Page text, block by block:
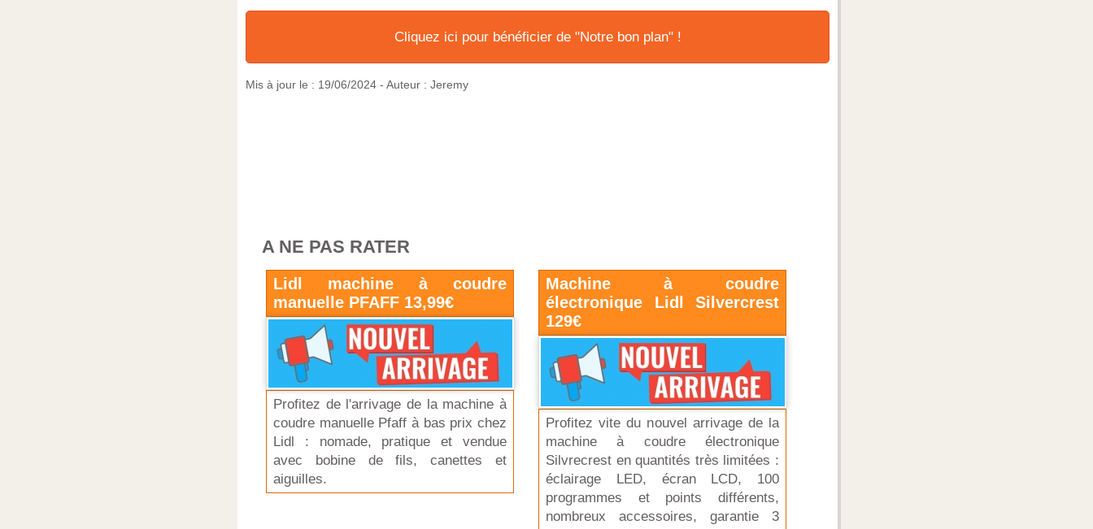
Cliquez ici pour bénéficier de "Notre bon plan" !
Mis à jour le : 19/06/2024 - Auteur : Jeremy
A NE PAS RATER
Lidl machine à coudre
manuelle PFAFF 13,99€
Profitez de l'arrivage de la machine à
coudre manuelle Pfaff à bas prix chez
Lidl : nomade, pratique et vendue
avec bobine de fils, canettes et
aiguilles.
Machine à coudre
électronique Lidl Silvercrest
129€
Profitez vite du nouvel arrivage de la
machine à coudre électronique
Silvrecrest en quantités très limitées :
éclairage LED, écran LCD, 100
programmes et points différents,
nombreux accessoires, garantie 3